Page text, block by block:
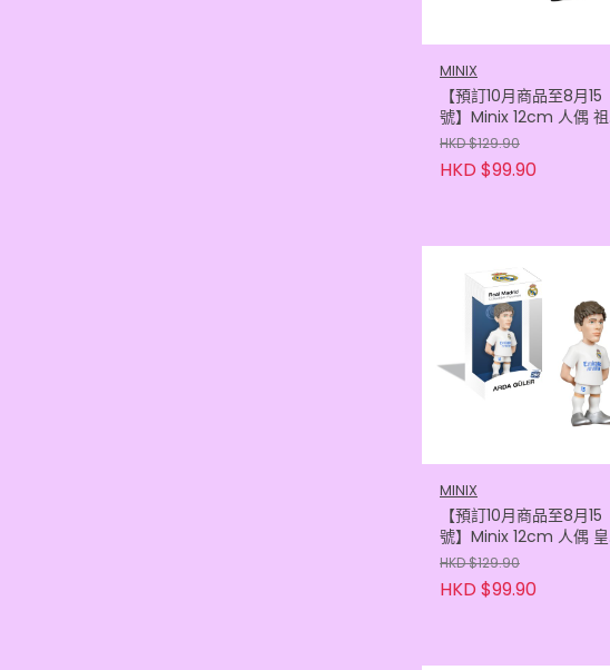
MINIX
【預訂10月商品至8月15
號】Minix 12cm 人偶 祖
雲達斯 - 干斯卡奧
(8436605121505)
HKD $129.90
HKD $99.90
MINIX
【預訂10月商品至8月15
號】Minix 12cm 人偶 皇
家馬德里 - 古拿殊
(8436605121154)
HKD $129.90
HKD $99.90